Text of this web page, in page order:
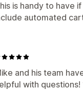
is handy to have
automated
and his team
with